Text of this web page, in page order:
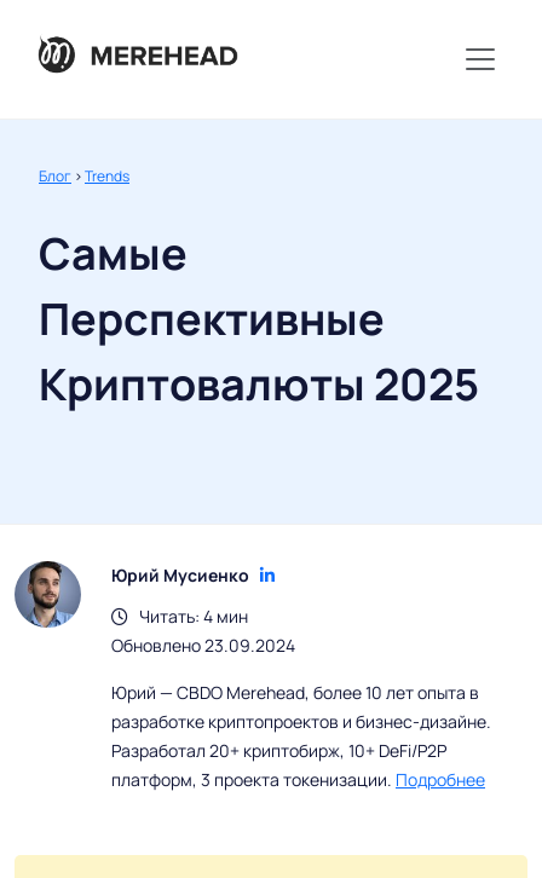
Блог >Trends
Самые
Перспективные
Криптовалюты 2025
Юрий Мусиенко
Читать: 4 мин
Обновлено 23.09.2024
Юрий — CBDO Merehead, более 10 лет опыта в
разработке криптопроектов и бизнес-дизайне.
Разработал 20+ криптобирж, 10+ DeFi/P2P
платформ, 3 проекта токенизации. Подробнее